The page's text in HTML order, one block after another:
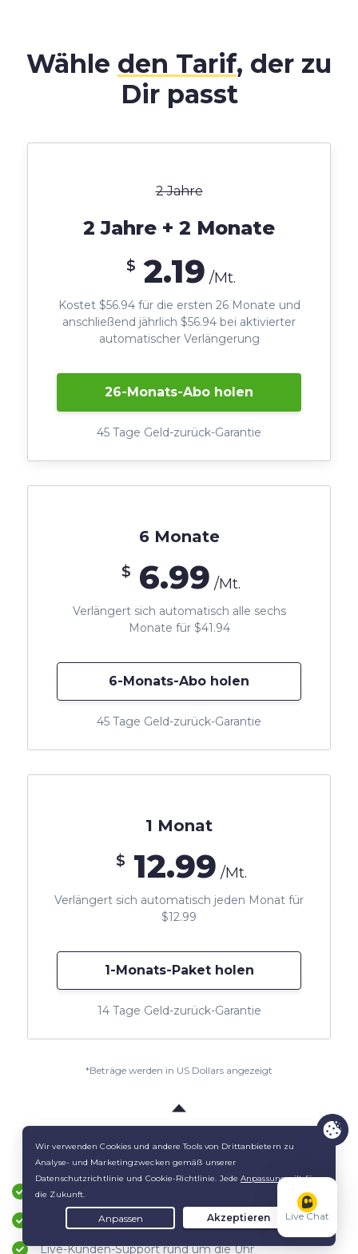
Wähle den Tarif, der zu
Dir passt
1 Monat
$ 12.99 /Mt.
Verlängert sich automatisch jeden Monat für
$12.99
1-Monats-Paket holen
14 Tage Geld-zurück-Garantie
2 Jahre
2 Jahre + 2 Monate
$ 2.19 /Mt.
Kostet $56.94 für die ersten 26 Monate und
anschließend jährlich $56.94 bei aktivierter
automatischer Verlängerung
26-Monats-Abo holen
45 Tage Geld-zurück-Garantie
6 Monate
$ 6.99 /Mt.
Verlängert sich automatisch alle sechs
Monate für $41.94
6-Monats-Abo holen
45 Tage Geld-zurück-Garantie
*Beträge werden in US Dollars angezeigt
Bis zu 7 Geräte gleichzeitig schützen
Apps für Windows, macOS, Android, iOS und mehr
Live-Kunden-Support rund um die Uhr
Live Chat